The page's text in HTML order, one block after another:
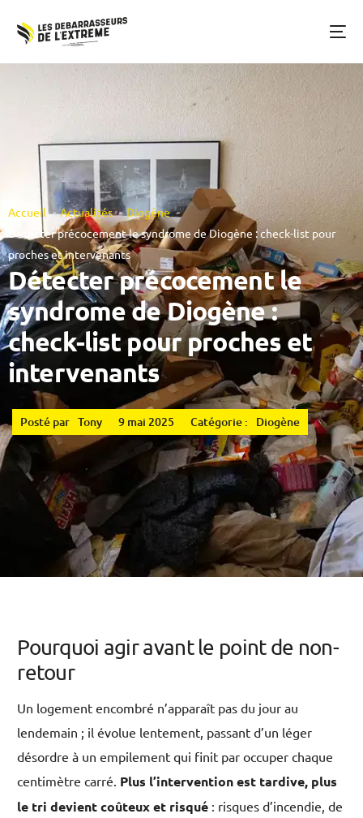
Accueil Actualités
Diogène
Détecter précocement le syndrome de Diogène : check-list pour
proches et intervenants
Détecter précocement le
syndrome de Diogène :
check-list pour proches et
intervenants
Posté par Tony 9 mai 2025 Catégorie : Diogène
Pourquoi agir avant le point de non-
retour
Un logement encombré n’apparaît pas du jour au
lendemain ; il évolue lentement, passant d’un léger
désordre à un empilement qui finit par occuper chaque
centimètre carré. Plus l’intervention est tardive, plus
le tri devient coûteux et risqué : risques d’incendie, de